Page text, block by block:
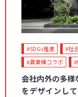
#SDGs推進 #社
#異業種コラボ
会社内外の多様
をデザインし